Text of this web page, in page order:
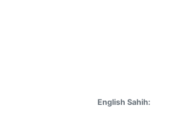
English Sahih: